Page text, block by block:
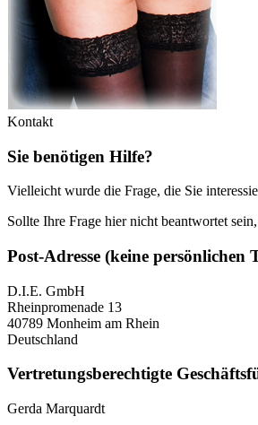
Kontakt
Sie benötigen Hilfe?
Vielleicht wurde die Frage, die Sie
Sollte Ihre Frage hier nicht beantwortet
Post-Adresse (keine persönlichen
D.I.E. GmbH
Rheinpromenade 13
40789 Monheim am Rhein
Deutschland
Vertretungsberechtigte
Gerda Marquardt